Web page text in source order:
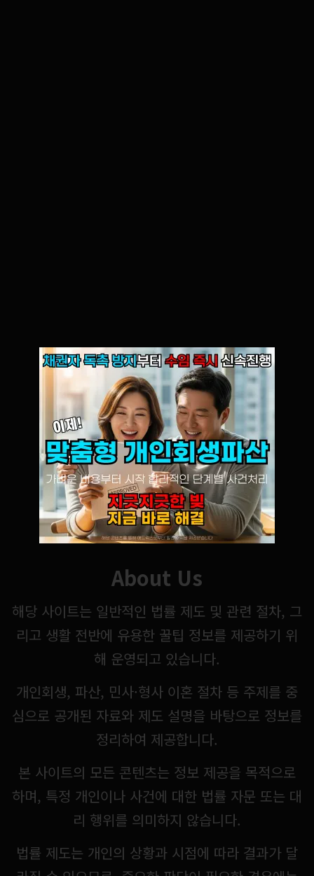
About Us
해당 사이트는 일반적인 법률 제도 및 관련 절차, 그
리고 생활 전반에 유용한 꿀팁 정보를 제공하기 위
해 운영되고 있습니다.
개인회생, 파산, 민사·형사 이혼 절차 등 주제를 중
심으로 공개된 자료와 제도 설명을 바탕으로 정보를
정리하여 제공합니다.
본 사이트의 모든 콘텐츠는 정보 제공을 목적으로
하며, 특정 개인이나 사건에 대한 법률 자문 또는 대
리 행위를 의미하지 않습니다.
법률 제도는 개인의 상황과 시점에 따라 결과가 달